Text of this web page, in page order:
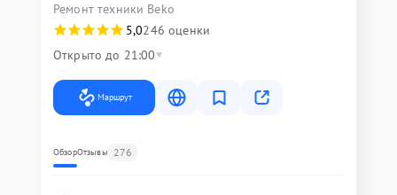
Ремонт техники Beko
5,0246 оценки
Открыто до 21:00
Маршрут
ОбзорОтзывы 276